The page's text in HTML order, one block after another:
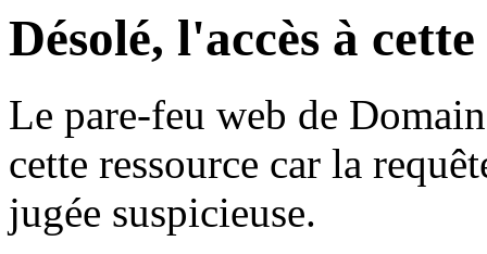
Désolé, l'accès à
Le pare-feu web de
cette ressource car la
jugée suspicieuse.